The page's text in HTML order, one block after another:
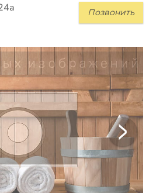
Позвонить